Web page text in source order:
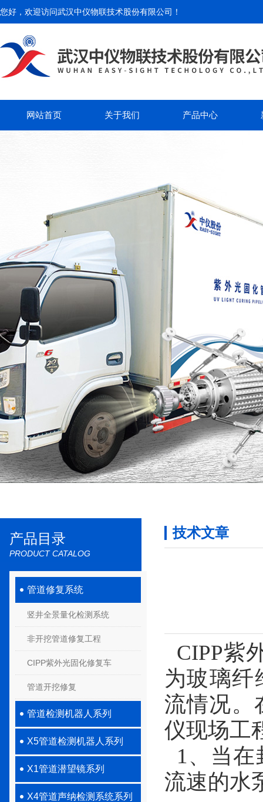
您好，欢迎访问武汉中仪物联技术股份有限公司 ！
网站首页 关于我们 产品中心
产品目录
PRODUCT CATALOG
管道修复系统
竖井全景量化检测系统
非开挖管道修复工程
CIPP紫外光固化修复车
管道开挖修复
管道检测机器人系列
X5管道检测机器人系列
X1管道潜望镜系列
X4管道声纳检测系统系列
技术文章
CIPP紫
为玻璃纤
流情况。
仪现场工
1、当在
流速的水